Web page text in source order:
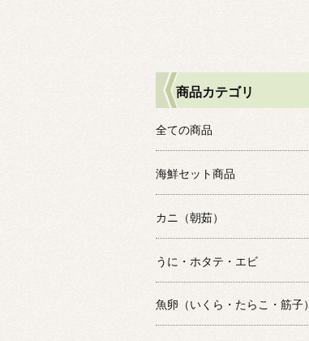
商品カテゴリ
全ての商品
海鮮セット商品
カニ（朝茹）
うに・ホタテ・エビ
魚卵（いくら・たらこ・筋子）